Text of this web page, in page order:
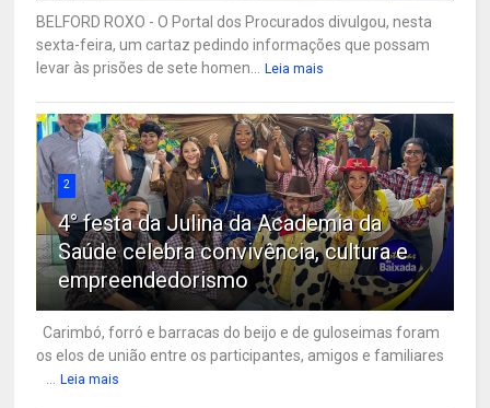
BELFORD ROXO - O Portal dos Procurados divulgou, nesta
sexta-feira, um cartaz pedindo informações que possam
levar às prisões de sete homen... Leia mais
2
4° festa da Julina da Academia da
Saúde celebra convivência, cultura e
empreendedorismo
Carimbó, forró e barracas do beijo e de guloseimas foram
os elos de união entre os participantes, amigos e familiares
... Leia mais